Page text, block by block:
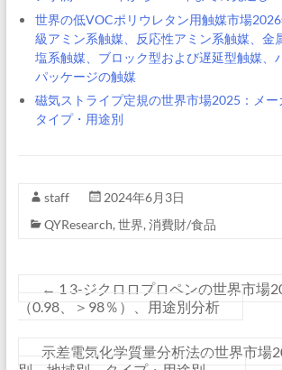
世界の低VOCポリウレタン用触媒市場
級アミン系触媒、反応性アミン系触媒、金
塩系触媒、ブロック型および遅延型触媒、
パッケージの触媒
磁気ストライプ定規の世界市場2025：メー
タイプ・用途別
staff
2024年6月3日
QYResearch, 世界, 消費財/食品
← 1 3-ジクロロプロペンの世界市場
（0.98、＞98％）、用途別分析
示差電気化学質量分析法の世界市場